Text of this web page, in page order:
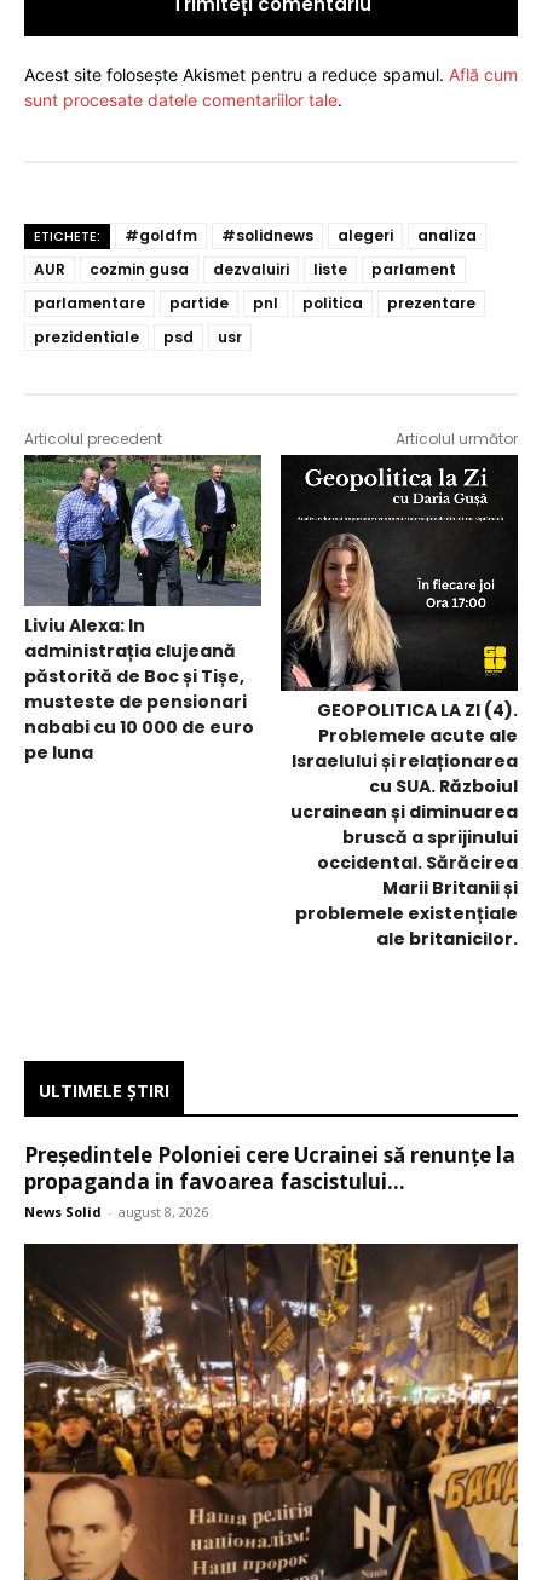
Acest site folosește Akismet pentru a reduce spamul. Află cum
sunt procesate datele comentariilor tale.
ETICHETE: #goldfm #solidnews alegeri
analiza
AUR
cozmin gusa dezvaluiri liste
parlament
parlamentare
partide pnl politica
prezentare
prezidentiale
psd usr
Articolul precedent
Liviu Alexa: In
administrația clujeană
păstorită de Boc și Tișe,
musteste de pensionari
nababi cu 10 000 de euro
pe luna
Articolul următor
GEOPOLITICA LA ZI (4).
Problemele acute ale
Israelului și relaționarea
cu SUA. Războiul
ucrainean și diminuarea
bruscă a sprijinului
occidental. Sărăcirea
Marii Britanii și
problemele existențiale
ale britanicilor.
ULTIMELE ŞTIRI
Președintele Poloniei cere Ucrainei să renunțe la
propaganda in favoarea fascistului...
News Solid - august 8, 2026